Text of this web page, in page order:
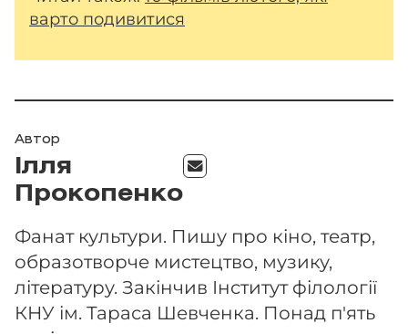
варто подивитися
Автор
Ілля
Прокопенко
Фанат культури. Пишу про кіно, театр,
образотворче мистецтво, музику,
літературу. Закінчив Інститут філології
КНУ ім. Тараса Шевченка. Понад п'ять